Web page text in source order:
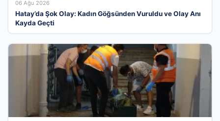
06 Ağu 2026
Hatay’da Şok Olay: Kadın Göğsünden Vuruldu ve Olay Anı
Kayda Geçti